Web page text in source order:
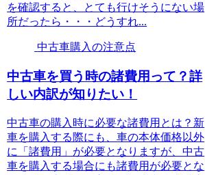
を確認すると、とても行けそうにない場
所だったら・・・どうすれ...
中古車購入の注意点
中古車を買う時の諸費用って？詳
しい内訳が知りたい！
中古車の購入時に必要な諸費用とは？新
車を購入する際にも、車の本体価格以外
に「諸費用」が必要となりますが、中古
車を購入する場合にも諸費用が必要とな